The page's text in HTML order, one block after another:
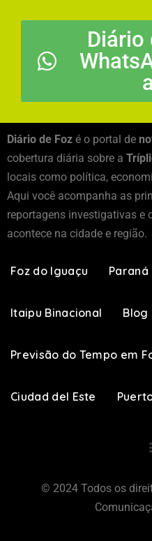
Diário
Diário de Foz é o portal de
cobertura diária sobre a
locais como política,
Aqui você acompanha as
reportagens investigativas e
acontece na cidade e região.
Foz do Iguaçu Paraná
Itaipu Binacional Blog
Previsão do Tempo em
Ciudad del Este
© 2024 Todos os